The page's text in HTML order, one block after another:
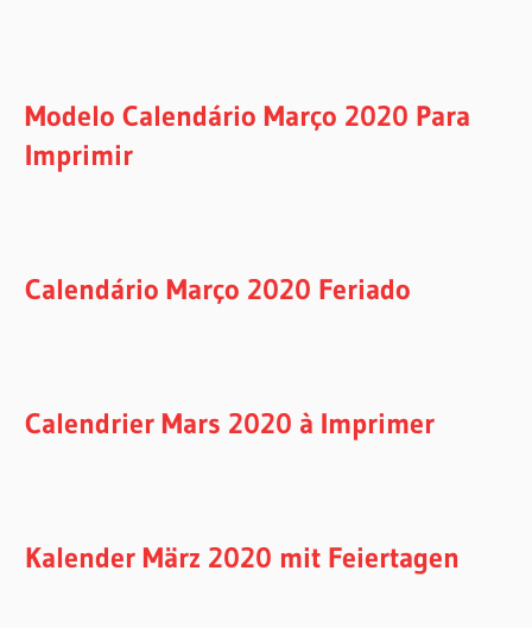
Modelo Calendário Março 2020 Para
Imprimir
Calendário Março 2020 Feriado
Calendrier Mars 2020 à Imprimer
Kalender März 2020 mit Feiertagen